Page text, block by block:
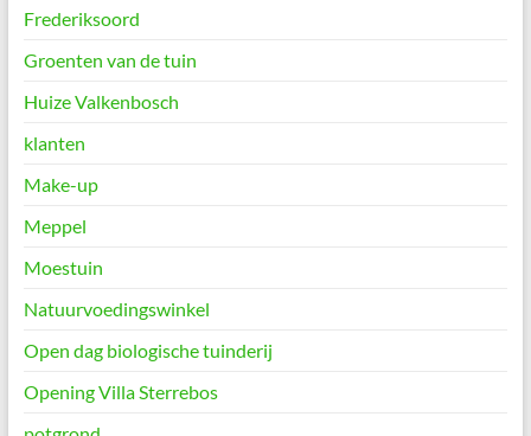
Frederiksoord
Groenten van de tuin
Huize Valkenbosch
klanten
Make-up
Meppel
Moestuin
Natuurvoedingswinkel
Open dag biologische tuinderij
Opening Villa Sterrebos